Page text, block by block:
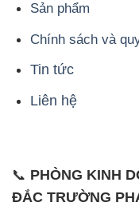
Sản phẩm
Chính sách và
Tin tức
Liên hệ
📞 PHÒNG KINH
ĐẮC TRƯỜNG